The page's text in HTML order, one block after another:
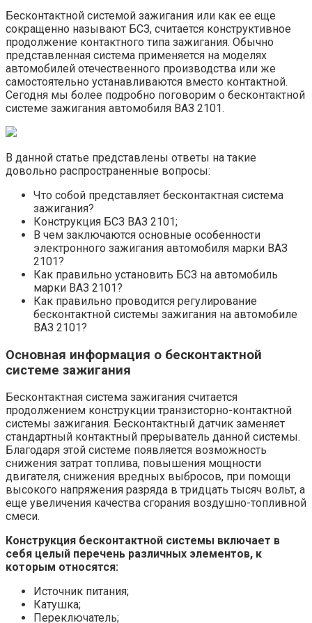
Бесконтактной системой зажигания или как ее еще
сокращенно называют БСЗ, считается конструктивное
продолжение контактного типа зажигания. Обычно
представленная система применяется на моделях
автомобилей отечественного производства или же
самостоятельно устанавливаются вместо контактной.
Сегодня мы более подробно поговорим о бесконтактной
системе зажигания автомобиля ВАЗ 2101.
В данной статье представлены ответы на такие
довольно распространенные вопросы:
Что собой представляет бесконтактная система
зажигания?
Конструкция БСЗ ВАЗ 2101;
В чем заключаются основные особенности
электронного зажигания автомобиля марки ВАЗ
2101?
Как правильно установить БСЗ на автомобиль
марки ВАЗ 2101?
Как правильно проводится регулирование
бесконтактной системы зажигания на автомобиле
ВАЗ 2101?
Основная информация о бесконтактной
системе зажигания
Бесконтактная система зажигания считается
продолжением конструкции транзисторно-контактной
системы зажигания. Бесконтактный датчик заменяет
стандартный контактный прерыватель данной системы.
Благодаря этой системе появляется возможность
снижения затрат топлива, повышения мощности
двигателя, снижения вредных выбросов, при помощи
высокого напряжения разряда в тридцать тысяч вольт, а
еще увеличения качества сгорания воздушно-топливной
смеси.
Конструкция бесконтактной системы включает в
себя целый перечень различных элементов, к
которым относятся:
Источник питания;
Катушка;
Переключатель;